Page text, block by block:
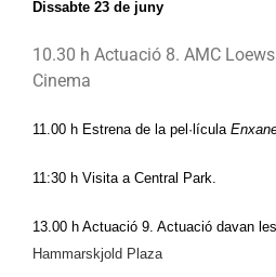
Dissabte 23 de juny
10.30 h Actuació 8. AMC
Cinema
11.00 h Estrena de la pel·lícula
11:30 h Visita a Central Park.
13.00 h Actuació 9. Actuació davan
Hammarskjold Plaza